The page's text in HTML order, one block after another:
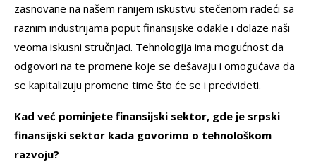
zasnovane na našem ranijem iskustvu stečenom radeći sa
raznim industrijama poput finansijske odakle i dolaze naši
veoma iskusni stručnjaci. Tehnologija ima mogućnost da
odgovori na te promene koje se dešavaju i omogućava da
se kapitalizuju promene time što će se i predvideti.
Kad već pominjete finansijski sektor, gde je srpski
finansijski sektor kada govorimo o tehnološkom
razvoju?